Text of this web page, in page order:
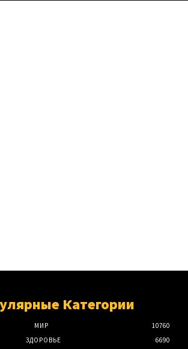
Категории
МИР
10760
ЗДОРОВЬЕ
6690